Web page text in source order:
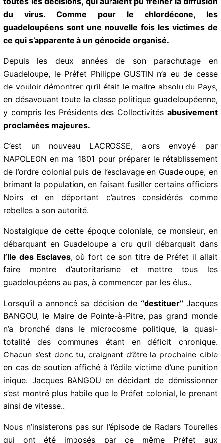
représente, parce que ce néo gouverneur, n’a pas su
(et voulu) prendre toutes les décisions, qui auraient
pu freiner la diffusion du virus. Comme pour le
chlordécone, les guadeloupéens sont une nouvelle
fois les victimes de ce qui s’apparente à un génocide
organisé.
Depuis les deux années de son parachutage en
Guadeloupe, le Préfet Philippe GUSTIN n’a eu de cesse
de vouloir démontrer qu’il était le maitre absolu du
Pays, en désavouant toute la classe politique
guadeloupéenne, y compris les Présidents des
Collectivitésabusivement proclamées majeures.
C’est un nouveau LACROSSE, alors envoyé par
NAPOLEON en mai 1801 pour préparer le
rétablissement de l’ordre colonial puis de l’esclavage
en Guadeloupe, en brimant la population, en faisant
fusiller certains officiers Noirs et en déportant d’autres
considérés comme rebelles à son autorité.
Nostalgique de cette époque coloniale, ce monsieur,
en débarquant en Guadeloupe a cru qu’il débarquait
dansl’Ile des Esclaves , où fort de son titre de Préfet il
allait faire montre d’autoritarisme et mettre tous les
guadeloupéens au pas, à commencer par les élus..
Lorsqu’il a annoncé sa décision de‘’destituer’’
Jacques BANGOU, le Maire de Pointe-à-Pitre, pas
grand monde n’a bronché dans le microcosme
politique, la quasi-totalité des communes étant en
déficit chronique. Chacun s’est donc tu, craignant
d’être la prochaine cible en cas de soutien affiché à
l’édile victime d’une punition inique. Jacques BANGOU
en décidant de démissionner s’est montré plus habile
que le Préfet colonial, le prenant ainsi de vitesse..